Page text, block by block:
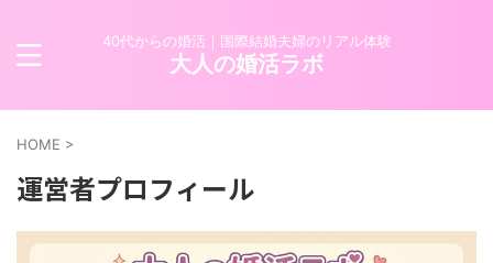
40代からの婚活｜国際結婚夫婦のリアル体験
大人の婚活ラボ
HOME >
運営者プロフィール